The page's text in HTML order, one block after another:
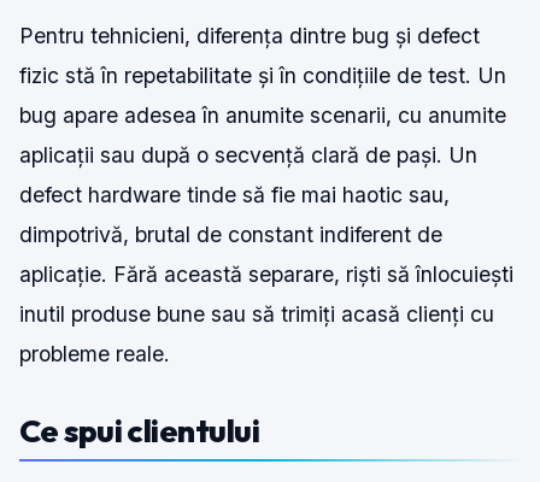
Pentru tehnicieni, diferența dintre bug și defect
fizic stă în repetabilitate și în condițiile de test. Un
bug apare adesea în anumite scenarii, cu anumite
aplicații sau după o secvență clară de pași. Un
defect hardware tinde să fie mai haotic sau,
dimpotrivă, brutal de constant indiferent de
aplicație. Fără această separare, riști să înlocuiești
inutil produse bune sau să trimiți acasă clienți cu
probleme reale.
Ce spui clientului